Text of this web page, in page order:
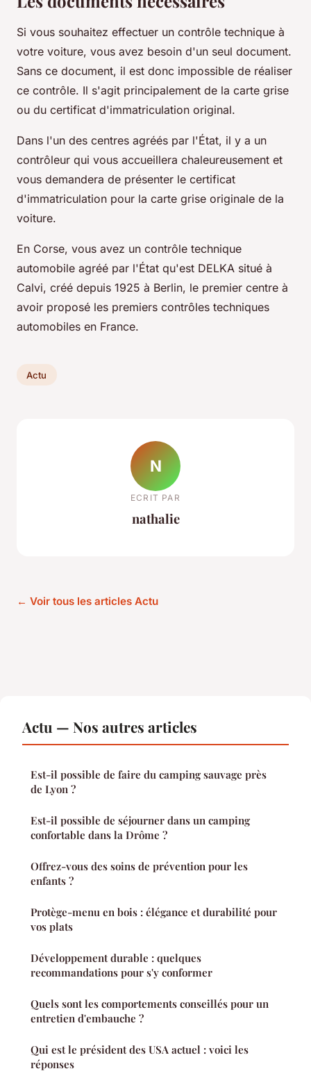
Si vous souhaitez effectuer un contrôle technique à
votre voiture, vous avez besoin d'un seul document.
Sans ce document, il est donc impossible de réaliser
ce contrôle. Il s'agit principalement de la carte grise
ou du certificat d'immatriculation original.
Dans l'un des centres agréés par l'État, il y a un
contrôleur qui vous accueillera chaleureusement et
vous demandera de présenter le certificat
d'immatriculation pour la carte grise originale de la
voiture.
En Corse, vous avez un contrôle technique
automobile agréé par l'État qu'est DELKA situé à
Calvi, créé depuis 1925 à Berlin, le premier centre à
avoir proposé les premiers contrôles techniques
automobiles en France.
Actu
N
ECRIT PAR
nathalie
← Voir tous les articles Actu
Actu — Nos autres articles
Est-il possible de faire du camping sauvage près
de Lyon ?
Est-il possible de séjourner dans un camping
confortable dans la Drôme ?
Offrez-vous des soins de prévention pour les
enfants ?
Protège-menu en bois : élégance et durabilité pour
vos plats
Développement durable : quelques
recommandations pour s'y conformer
Quels sont les comportements conseillés pour un
entretien d'embauche ?
Qui est le président des USA actuel : voici les
réponses